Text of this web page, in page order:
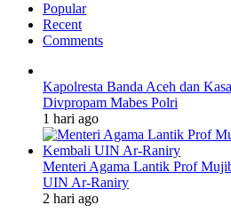
Popular
Recent
Comments
Kapolresta Banda Aceh dan
Divpropam Mabes Polri
1 hari ago
Menteri Agama Lantik Prof
UIN Ar-Raniry
2 hari ago